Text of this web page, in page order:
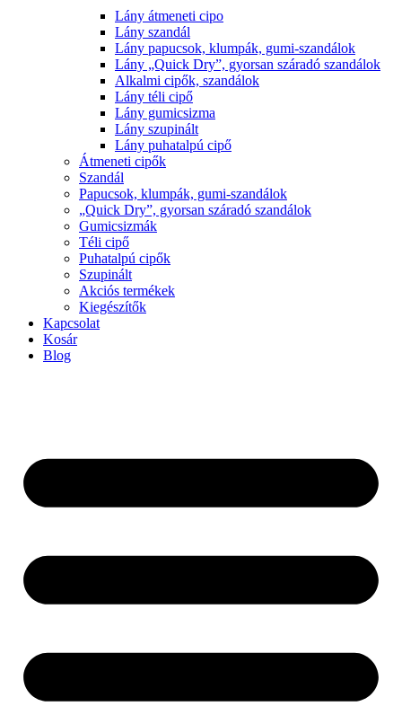
Lány átmeneti cipo
Lány szandál
Lány papucsok, klumpák, gumi-szandálok
Lány „Quick Dry”, gyorsan száradó szandálok
Alkalmi cipők, szandálok
Lány téli cipő
Lány gumicsizma
Lány szupinált
Lány puhatalpú cipő
Átmeneti cipők
Szandál
Papucsok, klumpák, gumi-szandálok
„Quick Dry”, gyorsan száradó szandálok
Gumicsizmák
Téli cipő
Puhatalpú cipők
Szupinált
Akciós termékek
Kiegészítők
Kapcsolat
Kosár
Blog